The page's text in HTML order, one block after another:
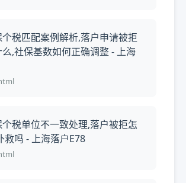
税匹配案例解析,落户申请被拒
,社保基数如何正确调整 - 上海
税单位不一致处理,落户被拒怎
救吗 - 上海落户E78